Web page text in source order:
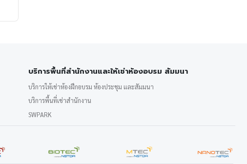
บริการพื้นที่สำนักงานและให้เช่าห้องอบรม สัมมนา
บริการให้เช่าห้องฝึกอบรม ห้องประชุม และสัมมนา
บริการพื้นที่เช่าสำนักงาน
SWPARK